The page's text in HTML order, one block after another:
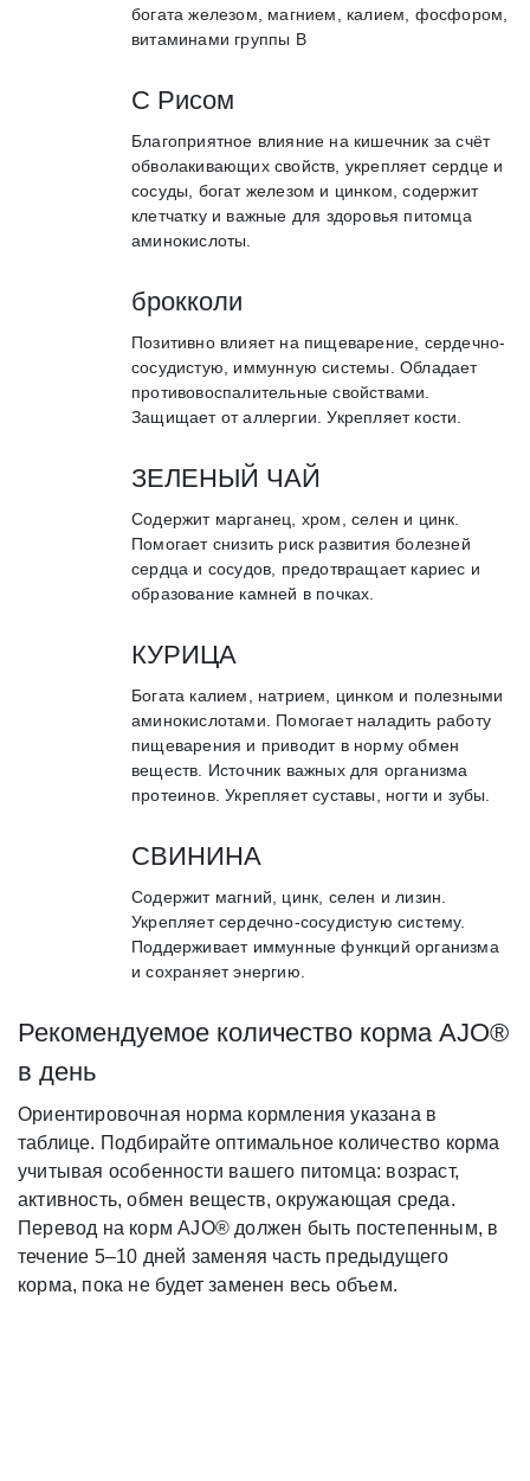
богата железом, магнием, калием, фосфором,
витаминами группы В
C Рисом
Благоприятное влияние на кишечник за счёт
обволакивающих свойств, укрепляет сердце и
сосуды, богат железом и цинком, содержит
клетчатку и важные для здоровья питомца
аминокислоты.
брокколи
Позитивно влияет на пищеварение, сердечно-
сосудистую, иммунную системы. Обладает
противовоспалительные свойствами.
Защищает от аллергии. Укрепляет кости.
ЗЕЛЕНЫЙ ЧАЙ
Содержит марганец, хром, селен и цинк.
Помогает снизить риск развития болезней
сердца и сосудов, предотвращает кариес и
образование камней в почках.
КУРИЦА
Богата калием, натрием, цинком и полезными
аминокислотами. Помогает наладить работу
пищеварения и приводит в норму обмен
веществ. Источник важных для организма
протеинов. Укрепляет суставы, ногти и зубы.
СВИНИНА
Содержит магний, цинк, селен и лизин.
Укрепляет сердечно-сосудистую систему.
Поддерживает иммунные функций организма
и сохраняет энергию.
Рекомендуемое количество корма AJO®
в день
Ориентировочная норма кормления указана в
таблице. Подбирайте оптимальное количество корма
учитывая особенности вашего питомца: возраст,
активность, обмен веществ, окружающая среда.
Перевод на корм AJO® должен быть постепенным, в
течение 5–10 дней заменяя часть предыдущего
корма, пока не будет заменен весь объем.